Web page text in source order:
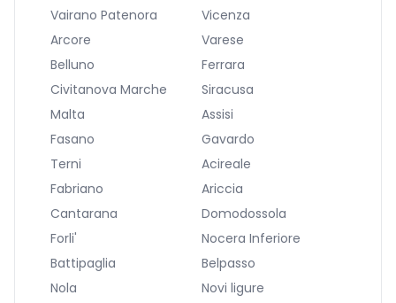
Vairano Patenora
Vicenza
Arcore
Varese
Belluno
Ferrara
Civitanova Marche
Siracusa
Malta
Assisi
Fasano
Gavardo
Terni
Acireale
Fabriano
Ariccia
Cantarana
Domodossola
Forli'
Nocera Inferiore
Battipaglia
Belpasso
Nola
Novi ligure